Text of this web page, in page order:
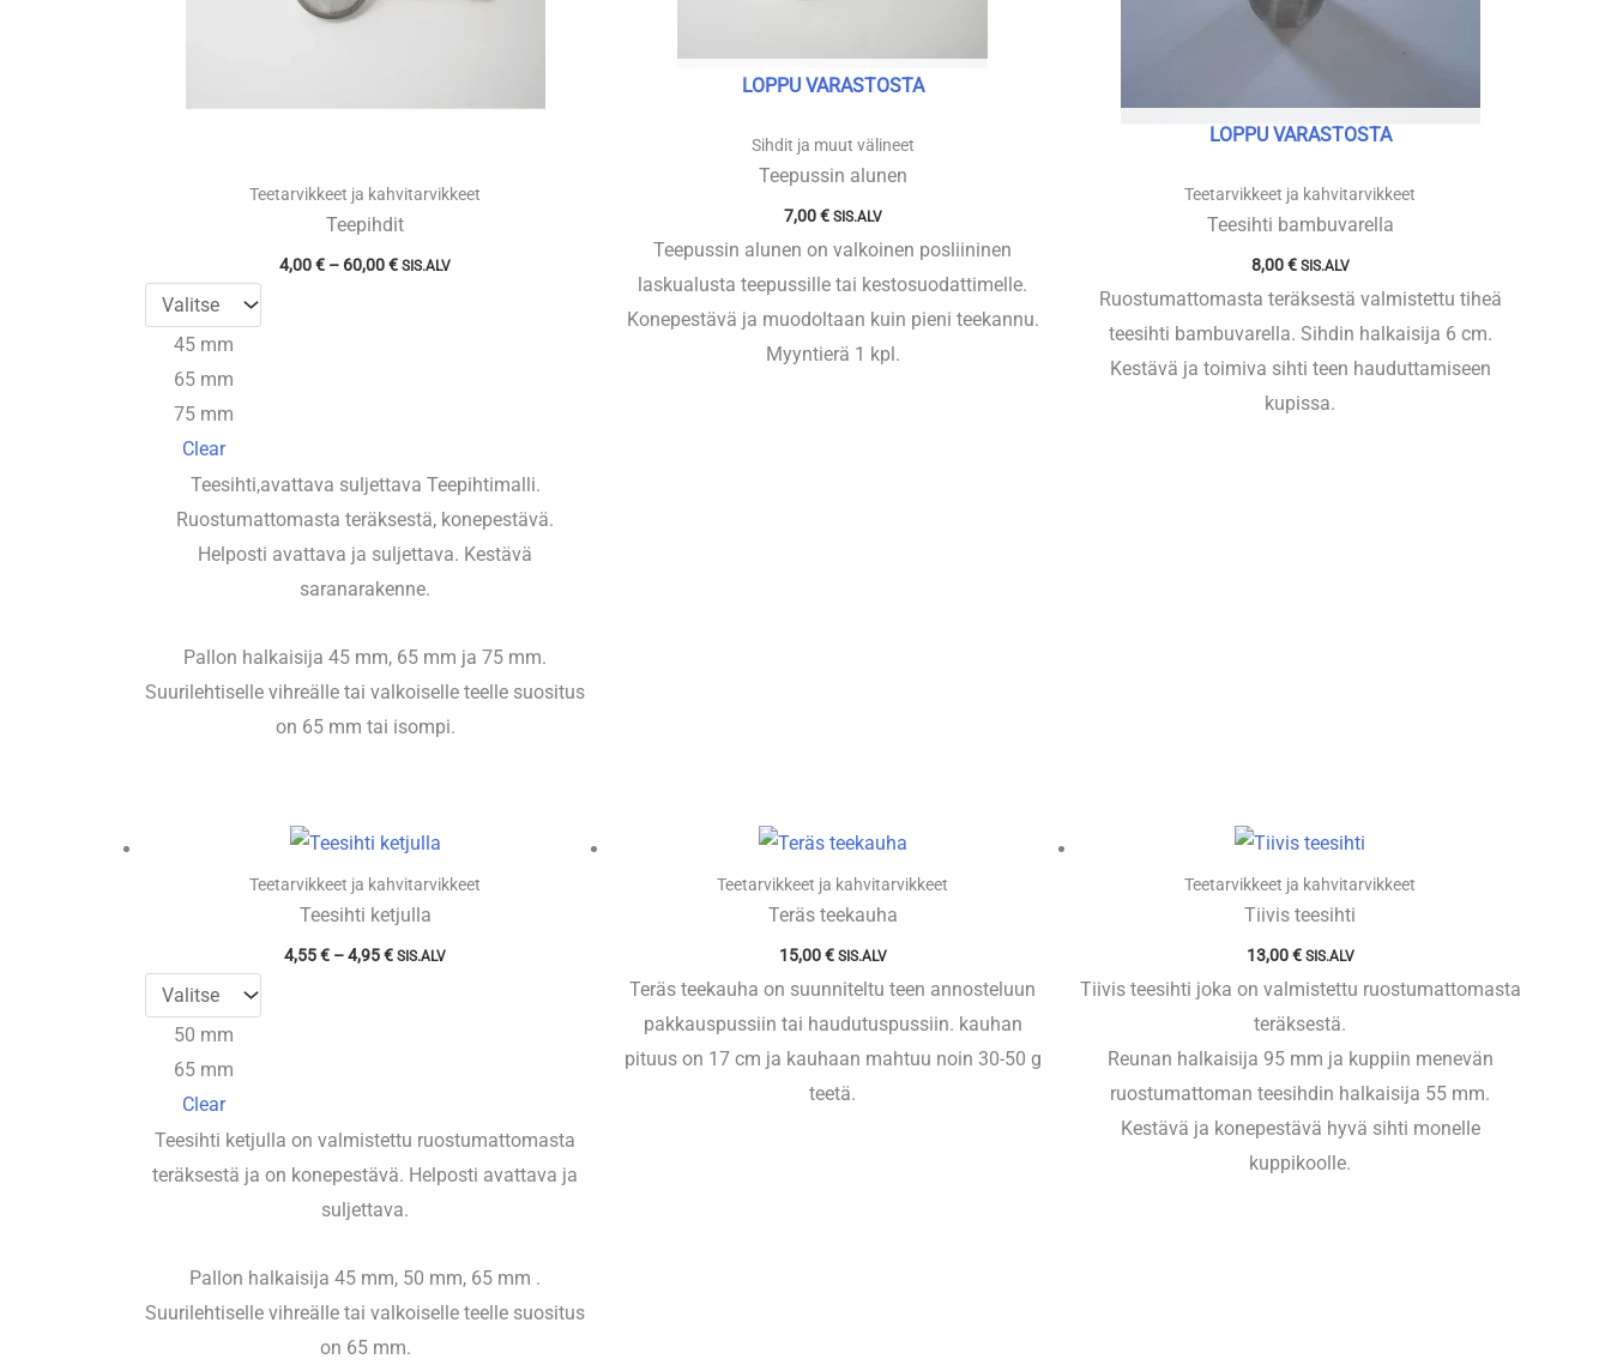
Teetarvikkeet ja kahvitarvikkeet
Teepihdit
4,00€ – 60,00€Hintaluokka:
4,00 €
SIS.ALV
45 mm
65 mm
75 mm
Clear
Teesihti,avattava suljettava Teepihtimalli.
Ruostumattomasta teräksestä, konepestävä.
Helposti avattava ja suljettava. Kestävä
saranarakenne.
Pallon halkaisija 45 mm, 65 mm ja 75 mm.
Suurilehtiselle vihreälle tai valkoiselle teelle suositus
on 65 mm tai isompi.
LOPPU VARASTOSTA
Sihdit ja muut välineet
Teepussin alunen
7,00€ SIS.ALV
Teepussin alunen on valkoinen posliininen
laskualusta teepussille tai kestosuodattimelle.
Konepestävä ja muodoltaan kuin pieni teekannu.
Myyntierä 1 kpl.
LOPPU VARASTOSTA
Teetarvikkeet ja kahvitarvikkeet
Teesihti bambuvarella
8,00€ SIS.ALV
Ruostumattomasta teräksestä valmistettu tiheä
teesihti bambuvarella. Sihdin halkaisija 6 cm.
Kestävä ja toimiva sihti teen hauduttamiseen
kupissa.
Teetarvikkeet ja kahvitarvikkeet
Teesihti ketjulla
4,55€ – 4,95€Hintaluokka:
4,55 €
SIS.ALV
50 mm
65 mm
Clear
Teesihti ketjulla on valmistettu ruostumattomasta
teräksestä ja on konepestävä. Helposti avattava ja
suljettava.
Pallon halkaisija 45 mm, 50 mm, 65 mm .
Suurilehtiselle vihreälle tai valkoiselle teelle suositus
on 65 mm.
Teetarvikkeet ja kahvitarvikkeet
Teräs teekauha
15,00€ SIS.ALV
Teräs teekauha on suunniteltu teen annosteluun
pakkauspussiin tai haudutuspussiin. kauhan
pituus on 17 cm ja kauhaan mahtuu noin 30-50 g
teetä.
Teetarvikkeet ja kahvitarvikkeet
Tiivis teesihti
13,00€ SIS.ALV
Tiivis teesihti joka on valmistettu ruostumattomasta
teräksestä.
Reunan halkaisija 95 mm ja kuppiin menevän
ruostumattoman teesihdin halkaisija 55 mm.
Kestävä ja konepestävä hyvä sihti monelle
kuppikoolle.